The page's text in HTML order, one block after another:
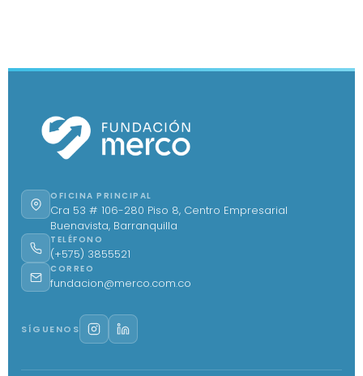
OFICINA PRINCIPAL
Cra 53 # 106-280 Piso 8, Centro Empresarial
Buenavista, Barranquilla
TELÉFONO
(+575) 3855521
CORREO
fundacion@merco.com.co
SÍGUENOS